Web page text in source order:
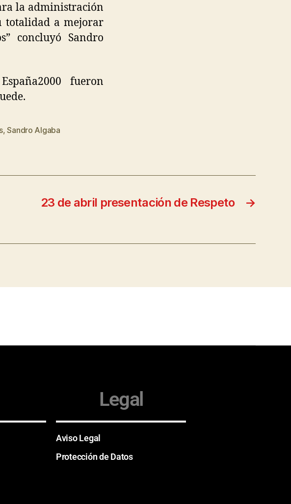
la administración
totalidad a mejorar
concluyó Sandro
fueron
,Sandro Algaba
→
23 de abril presentación de Respeto
Legal
Aviso Legal
Protección de Datos